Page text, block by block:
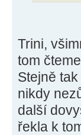
Trini,
tom
Stejně
nikdy
další
řekla k